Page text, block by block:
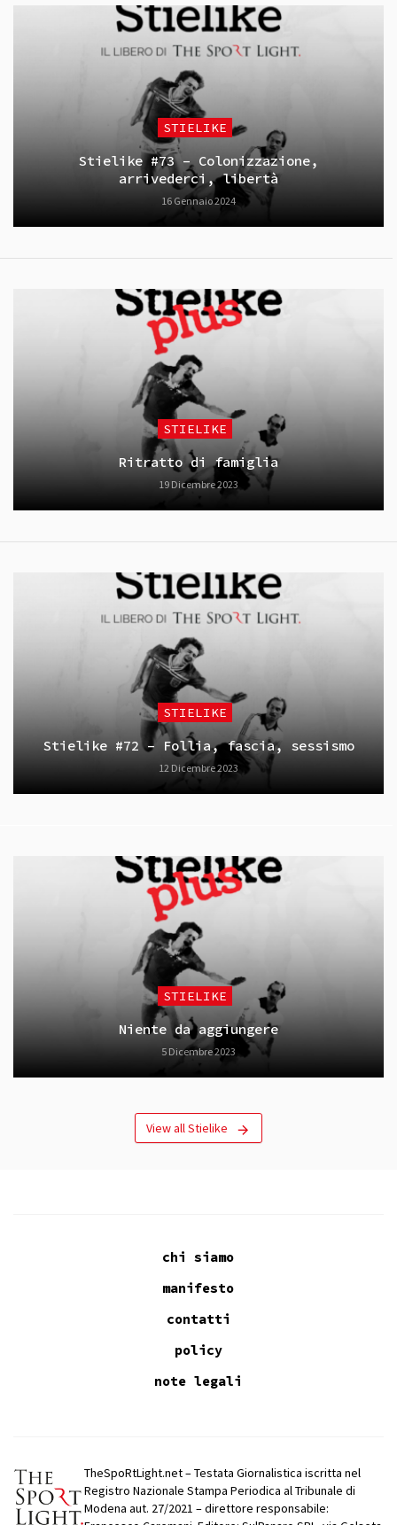
STIELIKE
Stielike #73 – Colonizzazione,
arrivederci, libertà
16 Gennaio 2024
STIELIKE
Ritratto di famiglia
19 Dicembre 2023
STIELIKE
Stielike #72 – Follia, fascia, sessismo
12 Dicembre 2023
STIELIKE
Niente da aggiungere
5 Dicembre 2023
View all Stielike
chi siamo
manifesto
contatti
policy
note legali
TheSpoRtLight.net – Testata Giornalistica iscritta nel
Registro Nazionale Stampa Periodica al Tribunale di
Modena aut. 27/2021 – direttore responsabile: